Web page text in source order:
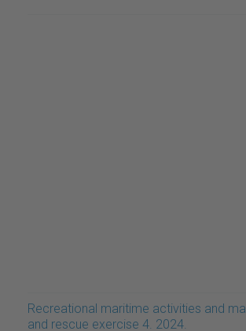
Recreational maritime activities and
and rescue exercise 4. 2024.